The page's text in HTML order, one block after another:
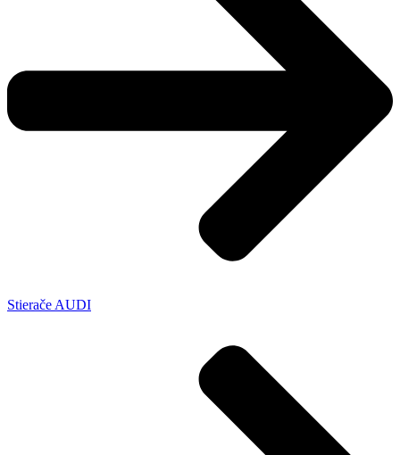
Stierače AUDI